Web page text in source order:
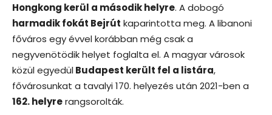
Hongkong kerül a második helyre. A dobogó
harmadik fokát Bejrút kaparintotta meg. A libanoni
főváros egy évvel korábban még csak a
negyvenötödik helyet foglalta el. A magyar városok
közül egyedülBudapest került fel a listára,
fővárosunkat a tavalyi 170. helyezés után 2021-ben a
162. helyrerangsorolták.